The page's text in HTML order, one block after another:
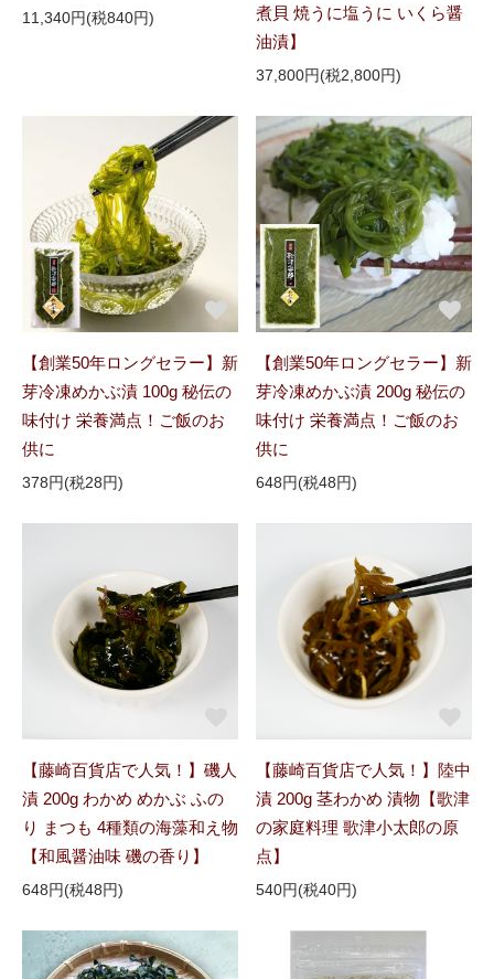
11,340円(税840円)
煮貝 焼うに塩うに いくら醤
油漬】
37,800円(税2,800円)
【創業50年ロングセラー】新
芽冷凍めかぶ漬 100g 秘伝の
味付け 栄養満点！ご飯のお
供に
378円(税28円)
【創業50年ロングセラー】新
芽冷凍めかぶ漬 200g 秘伝の
味付け 栄養満点！ご飯のお
供に
648円(税48円)
【藤崎百貨店で人気！】磯人
漬 200g わかめ めかぶ ふの
り まつも 4種類の海藻和え物
【和風醤油味 磯の香り】
648円(税48円)
【藤崎百貨店で人気！】陸中
漬 200g 茎わかめ 漬物【歌津
の家庭料理 歌津小太郎の原
点】
540円(税40円)